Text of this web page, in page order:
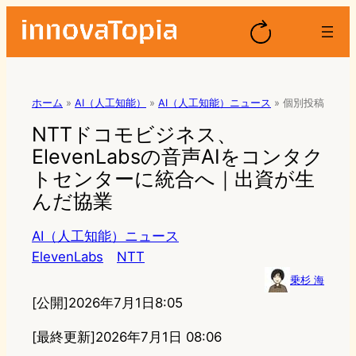
ホーム » AI（人工知能） » AI（人工知能）ニュース » 個別投稿
NTTドコモビジネス、
ElevenLabsの音声AIをコンタク
トセンターに統合へ｜出資が生
んだ協業
AI（人工知能）ニュース
ElevenLabs
NTT
乗杉 海
[公開]2026年7月1日8:05
[最終更新]2026年7月1日 08:06